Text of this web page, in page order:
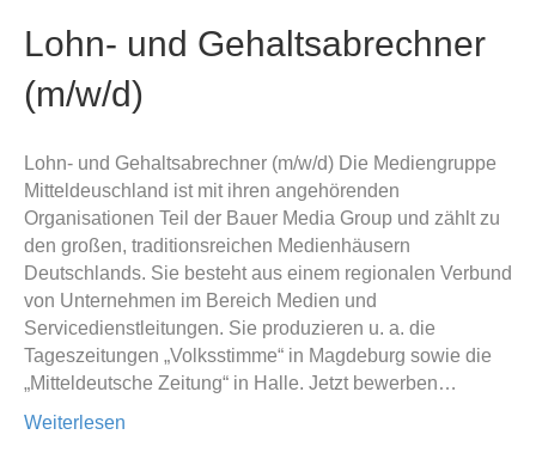
Lohn- und Gehaltsabrechner
(m/w/d)
Lohn- und Gehaltsabrechner (m/w/d) Die Mediengruppe
Mitteldeuschland ist mit ihren angehörenden
Organisationen Teil der Bauer Media Group und zählt zu
den großen, traditionsreichen Medienhäusern
Deutschlands. Sie besteht aus einem regionalen Verbund
von Unternehmen im Bereich Medien und
Servicedienstleitungen. Sie produzieren u. a. die
Tageszeitungen „Volksstimme“ in Magdeburg sowie die
„Mitteldeutsche Zeitung“ in Halle. Jetzt bewerben…
Weiterlesen